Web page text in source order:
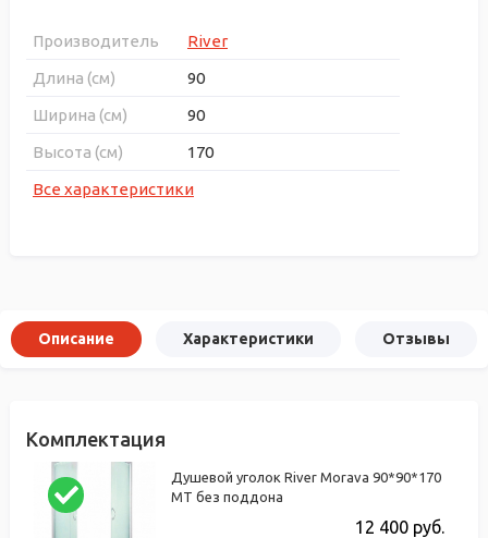
Производитель
River
Длина (см)
90
Ширина (см)
90
Высота (см)
170
Все характеристики
Описание Характеристики Отзывы
Комплектация
Душевой уголок River Morava 90*90*170
МТ без поддона
12 400 руб.